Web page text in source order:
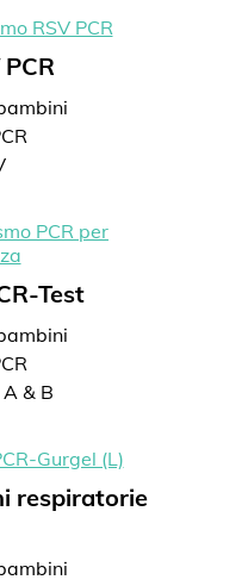
Test
& B
respiratorie